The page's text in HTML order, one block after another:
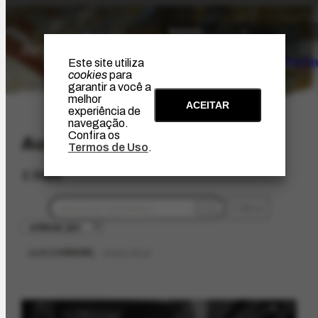
Este site utiliza
cookiespara
garantir a você a
melhor
experiência de
navegação.
Confira os
Termos de Uso.
ACEITAR
Projeto
AudioVisual
1 item